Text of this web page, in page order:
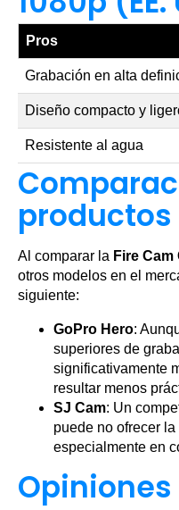
Pros
Grabación en alta
Diseño compacto y
Resistente al agua
Al comparar la Fire
otros modelos en el
siguiente:
GoPro Hero:
superiores de
significativamente
resultar menos
SJ Cam: Un
puede no ofrecer
especialmente en